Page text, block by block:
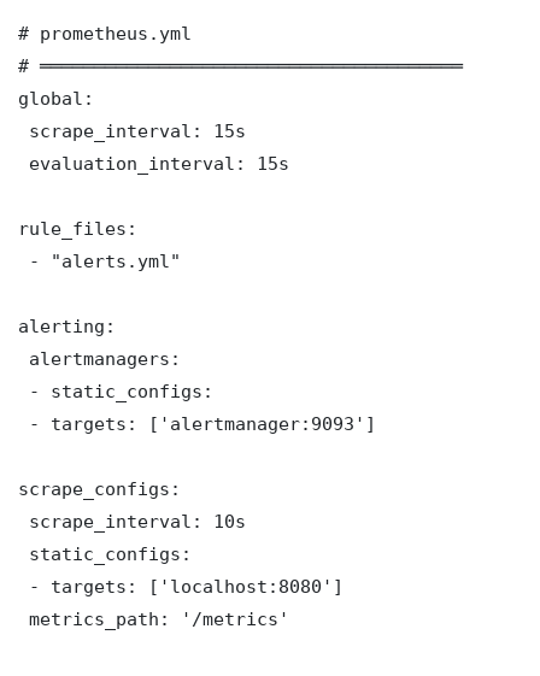
# prometheus.yml
# ═══════════════════════════════════════
global:
scrape_interval: 15s
evaluation_interval: 15s
rule_files:
- "alerts.yml"
alerting:
alertmanagers:
- static_configs:
- targets: ['alertmanager:9093']
scrape_configs:
scrape_interval: 10s
static_configs:
- targets: ['localhost:8080']
metrics_path: '/metrics'